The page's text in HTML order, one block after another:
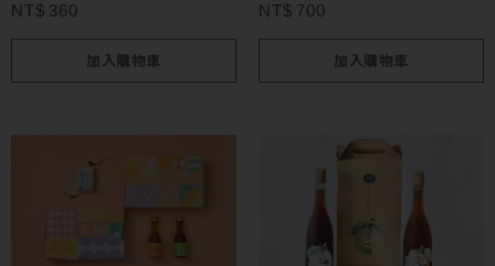
NT$ 360
加入購物車
NT$ 700
加入購物車